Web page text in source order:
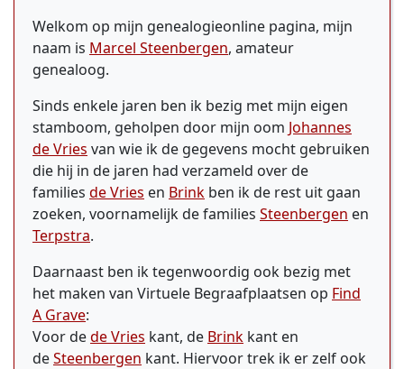
Welkom op mijn genealogieonline pagina, mijn
naam is Marcel Steenbergen, amateur
genealoog.
Sinds enkele jaren ben ik bezig met mijn eigen
stamboom, geholpen door mijn oom Johannes
de Vries van wie ik de gegevens mocht gebruiken
die hij in de jaren had verzameld over de
families de Vries en Brink ben ik de rest uit gaan
zoeken, voornamelijk de families Steenbergen en
Terpstra.
Daarnaast ben ik tegenwoordig ook bezig met
het maken van Virtuele Begraafplaatsen op Find
A Grave:
Voor dede Vries kant, de Brink kant en
deSteenbergen kant. Hiervoor trek ik er zelf ook